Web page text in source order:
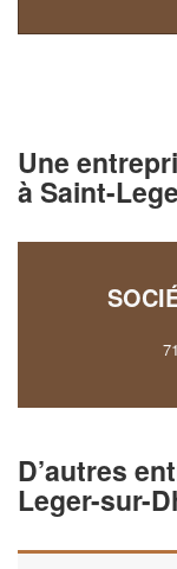
Une
à Saint-
D’autres
Leger-sur-